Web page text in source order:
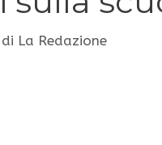
di La Redazione